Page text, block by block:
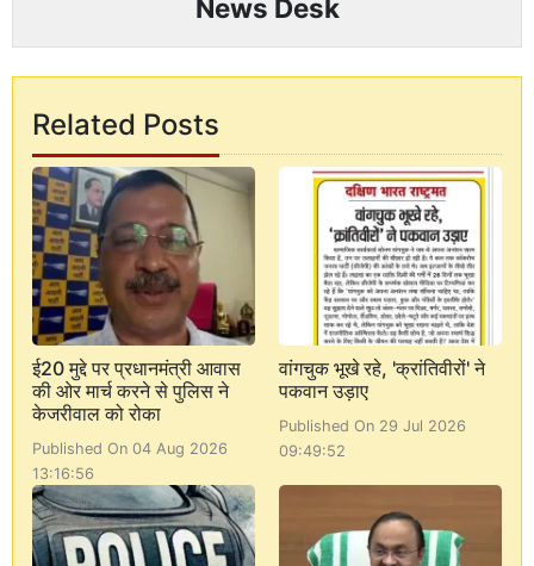
News Desk
Related Posts
ई20 मुद्दे पर प्रधानमंत्री आवास
की ओर मार्च करने से पुलिस ने
केजरीवाल को रोका
Published On 04 Aug 2026
13:16:56
वांगचुक भूखे रहे, 'क्रांतिवीरों' ने
पकवान उड़ाए
Published On 29 Jul 2026
09:49:52